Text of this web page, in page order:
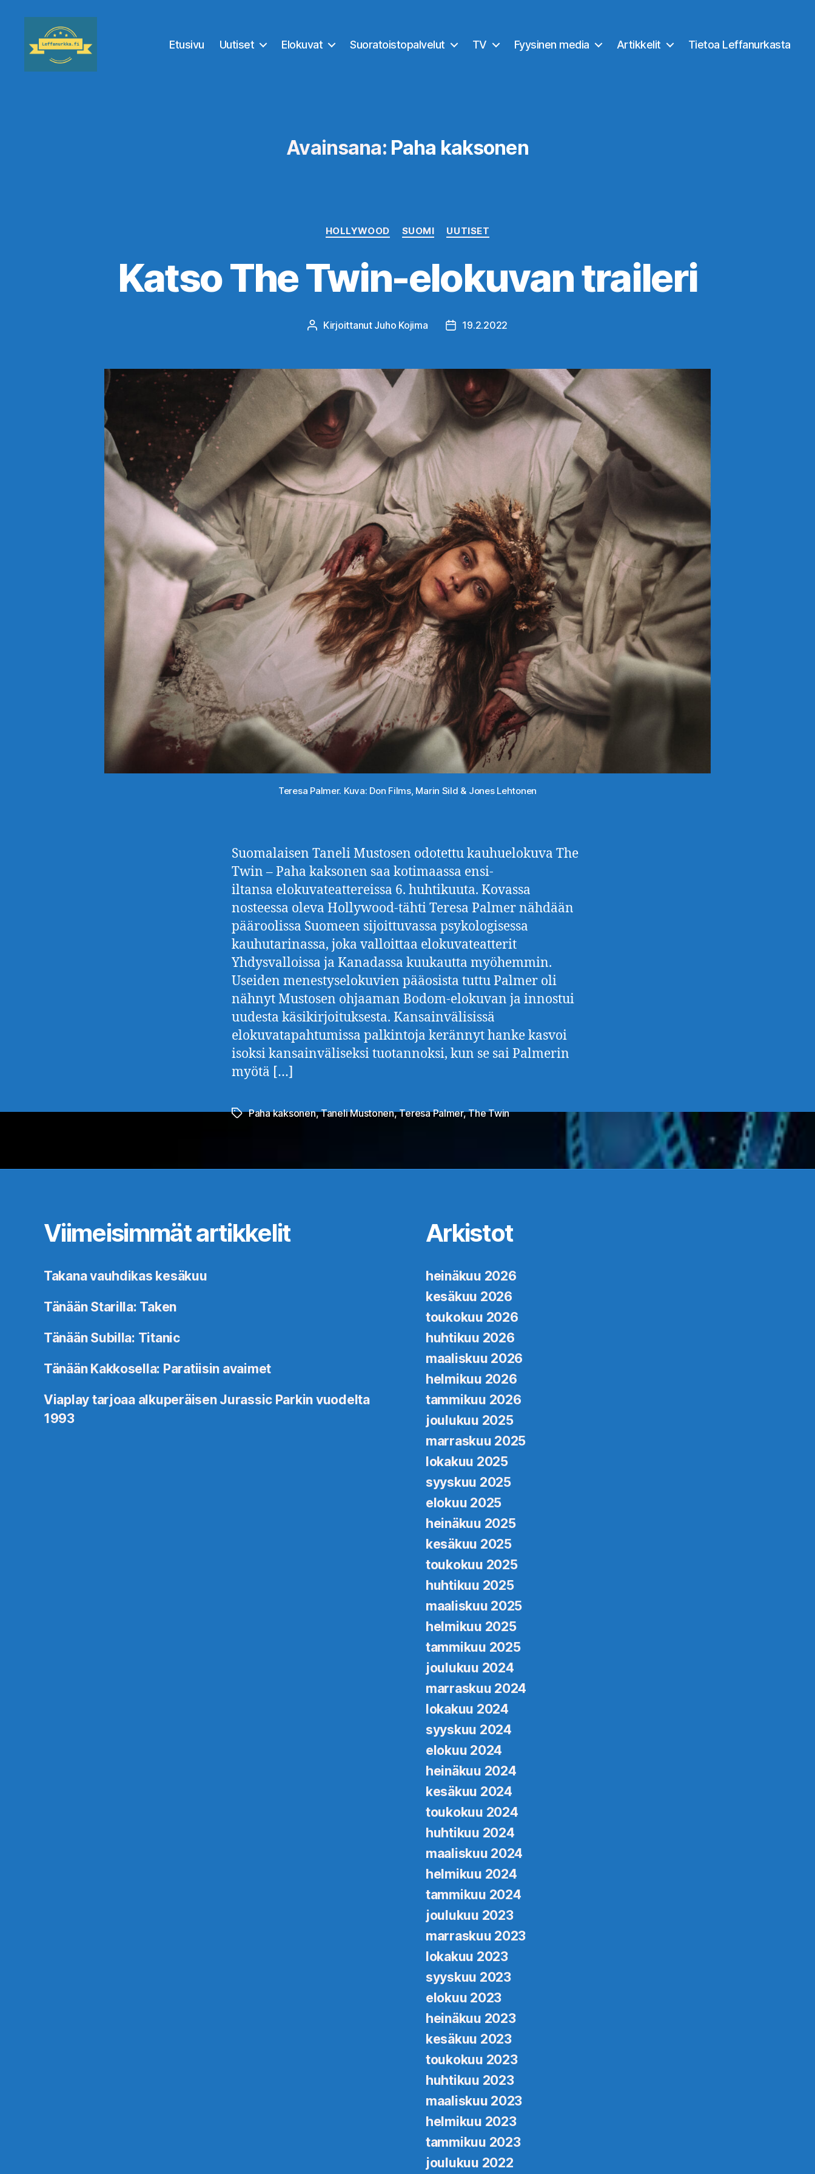
Etusivu Uutiset Elokuvat Suoratoistopalvelut TV Fyysinen media Artikkelit Tietoa Leffanurkasta
Avainsana: Paha kaksonen
Kategoriat
HOLLYWOOD SUOMI UUTISET
Katso The Twin-elokuvan traileri
Kirjoittaja
Kirjoittanut Juho Kojima Julkaisupäivämäärä
19.2.2022
Teresa Palmer. Kuva: Don Films, Marin Sild & Jones Lehtonen
Suomalaisen Taneli Mustosen odotettu kauhuelokuva The
Twin – Paha kaksonen saa kotimaassa ensi-
iltansa elokuvateattereissa 6. huhtikuuta. Kovassa
nosteessa oleva Hollywood-tähti Teresa Palmer nähdään
pääroolissa Suomeen sijoittuvassa psykologisessa
kauhutarinassa, joka valloittaa elokuvateatterit
Yhdysvalloissa ja Kanadassa kuukautta myöhemmin.
Useiden menestyselokuvien pääosista tuttu Palmer oli
nähnyt Mustosen ohjaaman Bodom-elokuvan ja innostui
uudesta käsikirjoituksesta. Kansainvälisissä
elokuvatapahtumissa palkintoja kerännyt hanke kasvoi
isoksi kansainväliseksi tuotannoksi, kun se sai Palmerin
myötä […]
Avainsanat
Paha kaksonen,Taneli Mustonen,Teresa Palmer,The Twin
Viimeisimmät artikkelit
Takana vauhdikas kesäkuu
Tänään Starilla: Taken
Tänään Subilla: Titanic
Tänään Kakkosella: Paratiisin avaimet
Viaplay tarjoaa alkuperäisen Jurassic Parkin vuodelta
1993
Arkistot
heinäkuu 2026
kesäkuu 2026
toukokuu 2026
huhtikuu 2026
maaliskuu 2026
helmikuu 2026
tammikuu 2026
joulukuu 2025
marraskuu 2025
lokakuu 2025
syyskuu 2025
elokuu 2025
heinäkuu 2025
kesäkuu 2025
toukokuu 2025
huhtikuu 2025
maaliskuu 2025
helmikuu 2025
tammikuu 2025
joulukuu 2024
marraskuu 2024
lokakuu 2024
syyskuu 2024
elokuu 2024
heinäkuu 2024
kesäkuu 2024
toukokuu 2024
huhtikuu 2024
maaliskuu 2024
helmikuu 2024
tammikuu 2024
joulukuu 2023
marraskuu 2023
lokakuu 2023
syyskuu 2023
elokuu 2023
heinäkuu 2023
kesäkuu 2023
toukokuu 2023
huhtikuu 2023
maaliskuu 2023
helmikuu 2023
tammikuu 2023
joulukuu 2022